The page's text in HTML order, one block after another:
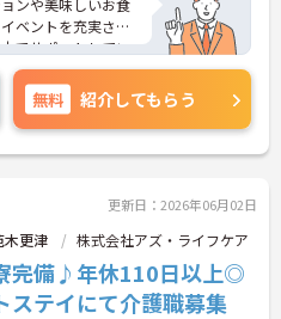
ベントを充実さ
でサポートしてい
り」にも力をいれ
大切にしていま
りスキルアップも
非お気軽にお問い
無料 紹介してもらう
更新日：2026年06月02日
木更津 株式会社アズ・ライフケア
完備♪年休110日以上◎
ステイにて介護職募集